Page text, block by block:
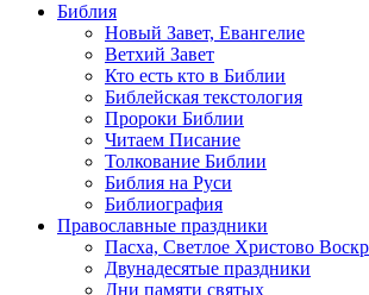
Библия
Новый Завет, Евангелие
Ветхий Завет
Кто есть кто в Библии
Библейская текстология
Пророки Библии
Читаем Писание
Толкование Библии
Библия на Руси
Библиография
Православные праздники
Пасха, Светлое Христово
Двунадесятые праздники
Дни памяти святых